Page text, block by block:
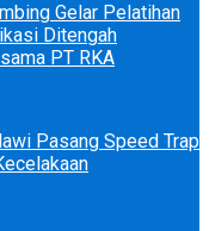
Gelar Pelatihan
Ditengah
PT RKA
Pasang Speed Trap